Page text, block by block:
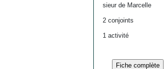
sieur de Marcelle
2 conjoints
1 activité